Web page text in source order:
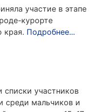
участие в этапе
курорте
края. Подробнее...
списки участников
среди мальчиков и